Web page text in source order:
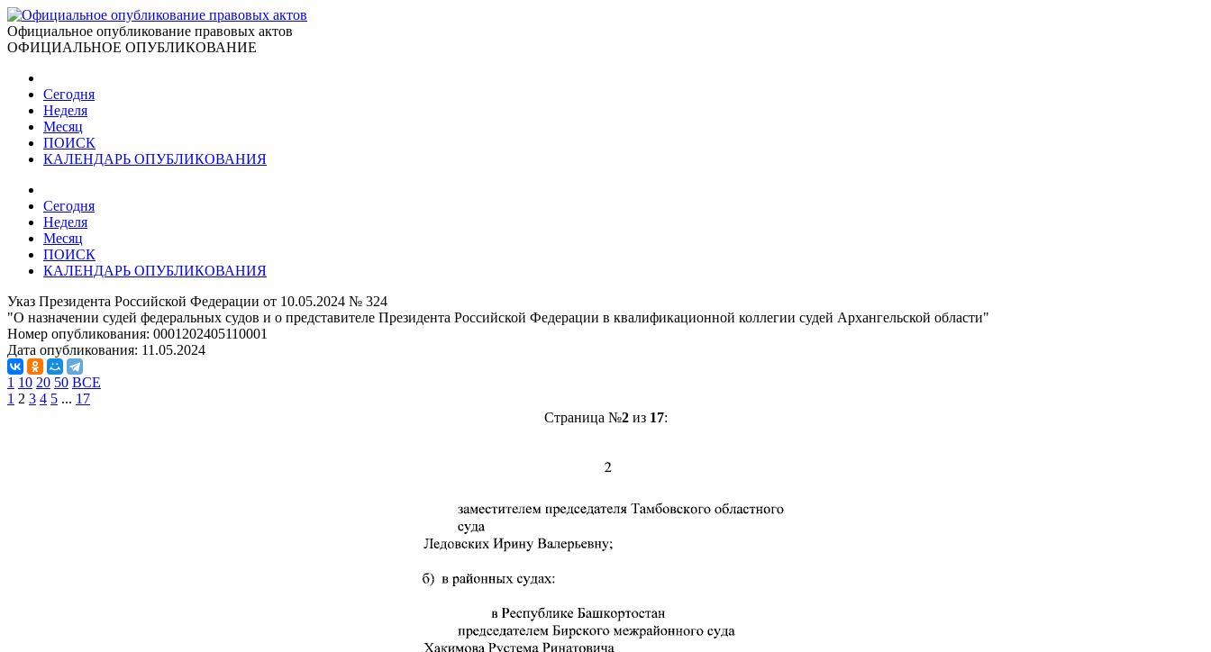
Официальное опубликование правовых актов
ОФИЦИАЛЬНОЕ ОПУБЛИКОВАНИЕ
Сегодня
Неделя
Месяц
ПОИСК
КАЛЕНДАРЬ ОПУБЛИКОВАНИЯ
Сегодня
Неделя
Месяц
ПОИСК
КАЛЕНДАРЬ ОПУБЛИКОВАНИЯ
Указ Президента Российской Федерации от 10.05.2024 № 324
"О назначении судей федеральных судов и о представителе Президента Российской Федерации в квалификационной коллегии судей Архангельской области"
Номер опубликования: 0001202405110001
Дата опубликования: 11.05.2024
1 10 20 50 ВСЕ
1 2 3 4 5 ... 17
Страница №2из 17: